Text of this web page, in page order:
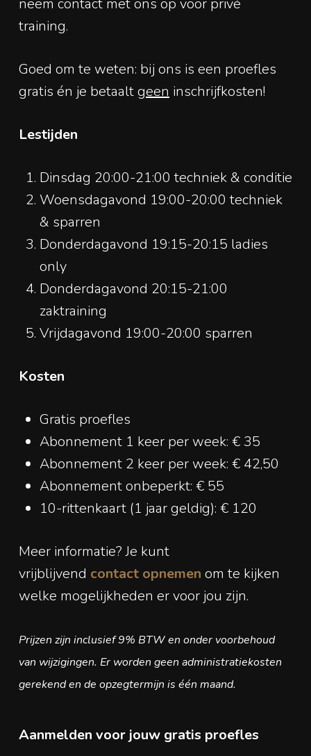
neem contact met ons op voor privé
training.
Goed om te weten: bij ons is een proefles
gratis én je betaaltgeen inschrijfkosten!
Lestijden
Dinsdag 20:00-21:00 techniek & conditie
Woensdagavond 19:00-20:00 techniek
& sparren
Donderdagavond 19:15-20:15 ladies
only
Donderdagavond 20:15-21:00
zaktraining
Vrijdagavond 19:00-20:00 sparren
Kosten
Gratis proefles
Abonnement 1 keer per week: € 35
Abonnement 2 keer per week: € 42,50
Abonnement onbeperkt: € 55
10-rittenkaart (1 jaar geldig): € 120
Meer informatie? Je kunt
vrijblijvend contact opnemen om te kijken
welke mogelijkheden er voor jou zijn.
Prijzen zijn inclusief 9% BTW en onder voorbehoud
van wijzigingen. Er worden geen administratiekosten
gerekend en de opzegtermijn is één maand.
Aanmelden voor jouw gratis proefles